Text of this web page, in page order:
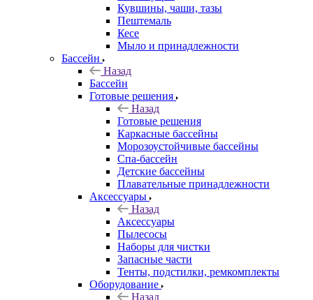
Кувшины, чаши, тазы
Пештемаль
Кесе
Мыло и принадлежности
Бассейн
Назад
Бассейн
Готовые решения
Назад
Готовые решения
Каркасные бассейны
Морозоустойчивые бассейны
Спа-бассейн
Детские бассейны
Плавательные принадлежности
Аксессуары
Назад
Аксессуары
Пылесосы
Наборы для чистки
Запасные части
Тенты, подстилки, ремкомплекты
Оборудование
Назад